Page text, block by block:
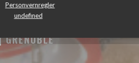
Personvernregler
undefined
GRENOBLE